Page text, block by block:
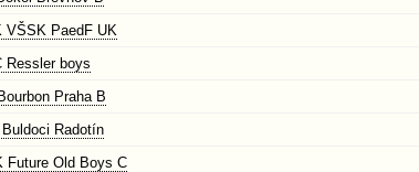
VŠSK PaedF UK
Ressler boys
Praha B
Radotín
Future Old Boys C